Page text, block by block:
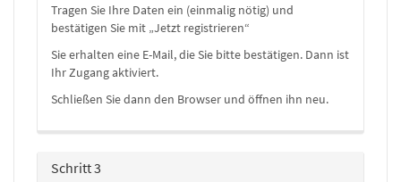
Tragen Sie Ihre Daten ein (einmalig nötig) und
bestätigen Sie mit „Jetzt registrieren“
Sie erhalten eine E-Mail, die Sie bitte bestätigen. Dann ist
Ihr Zugang aktiviert.
Schließen Sie dann den Browser und öffnen ihn neu.
Schritt 3